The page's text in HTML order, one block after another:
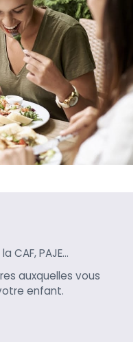
CAF, PAJE…
auxquelles vous
enfant.